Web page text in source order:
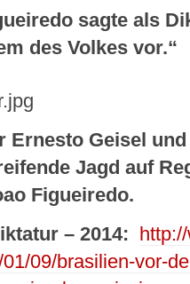
sagte als
des Volkes vor.“
Geisel
Jagd auf
Figueiredo.
– 2014:
09/brasilien-vor-